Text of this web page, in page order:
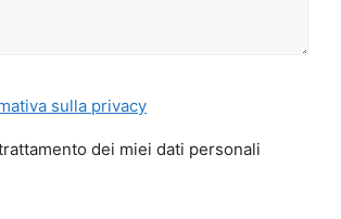
sulla privacy
dei miei dati personali